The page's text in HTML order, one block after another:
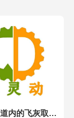
安装在烟道内的飞灰取样器（煤粉取样器装置）结构优点